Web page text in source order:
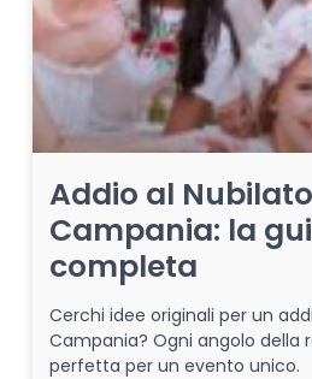
Addio al
Campania: la
completa
Cerchi idee originali per un
Campania? Ogni angolo della
perfetta per un evento unico.